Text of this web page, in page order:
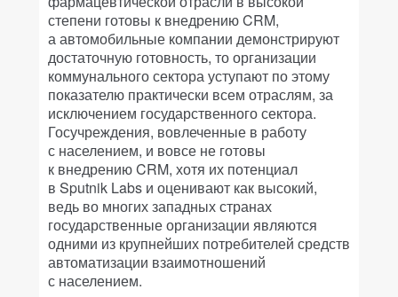
степени готовы к внедрению CRM,
а автомобильные компании демонстрируют
достаточную готовность, то организации
коммунального сектора уступают по этому
показателю практически всем отраслям, за
исключением государственного сектора.
Госучреждения, вовлеченные в работу
с населением, и вовсе не готовы
к внедрению CRM, хотя их потенциал
в Sputnik Labs и оценивают как высокий,
ведь во многих западных странах
государственные организации являются
одними из крупнейших потребителей средств
автоматизации взаимотношений
с населением.